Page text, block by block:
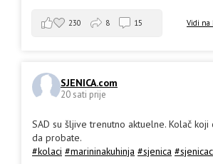
Vidi na
230 8 15
SJENICA.com
20 sati prije
SAD su šljive trenutno aktuelne. Kolač
da probate.
#kolaci #marininakuhinja #sjenica